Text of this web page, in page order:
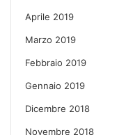
Aprile 2019
Marzo 2019
Febbraio 2019
Gennaio 2019
Dicembre 2018
Novembre 2018